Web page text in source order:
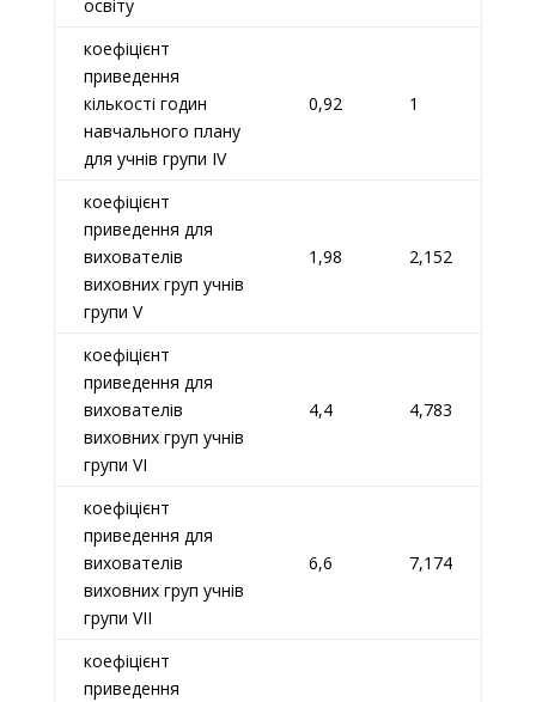
освіту
коефіцієнт
приведення
кількості годин
навчального плану
для учнів групи IV
0,92 1
коефіцієнт
приведення для
вихователів
виховних груп учнів
групи V
1,98 2,152
коефіцієнт
приведення для
вихователів
виховних груп учнів
групи VI
4,4 4,783
коефіцієнт
приведення для
вихователів
виховних груп учнів
групи VII
6,6 7,174
коефіцієнт
приведення